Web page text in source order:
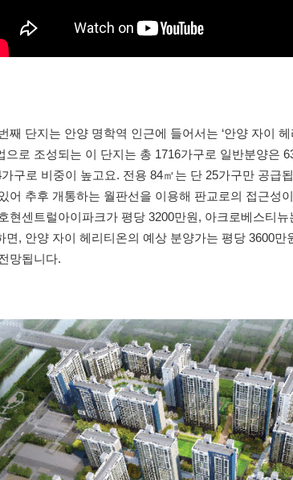
째 단지는 안양 명학역 인근에 들어서는 ‘안양 자이
으로 조성되는 이 단지는 총 1716가구로 일반분양은
구로 비중이 높고요. 전용 84㎡는 단 25가구만 공급
어 추후 개통하는 월판선을 이용해 판교로의 접근성
현센트럴아이파크가 평당 3200만원, 아크로베스티
면, 안양 자이 헤리티온의 예상 분양가는 평당 3600만
망됩니다.